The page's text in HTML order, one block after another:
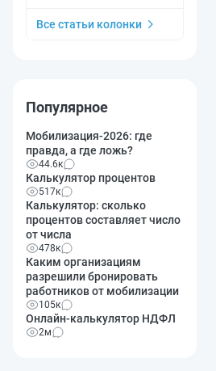
Все статьи колонки
Популярное
Мобилизация-2026: где
правда, а где ложь?
44.6к
Калькулятор процентов
517к
Калькулятор: сколько
процентов составляет число
от числа
478к
Каким организациям
разрешили бронировать
работников от мобилизации
105к
Онлайн-калькулятор НДФЛ
2м